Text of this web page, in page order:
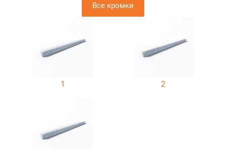
Все кромки
1 2